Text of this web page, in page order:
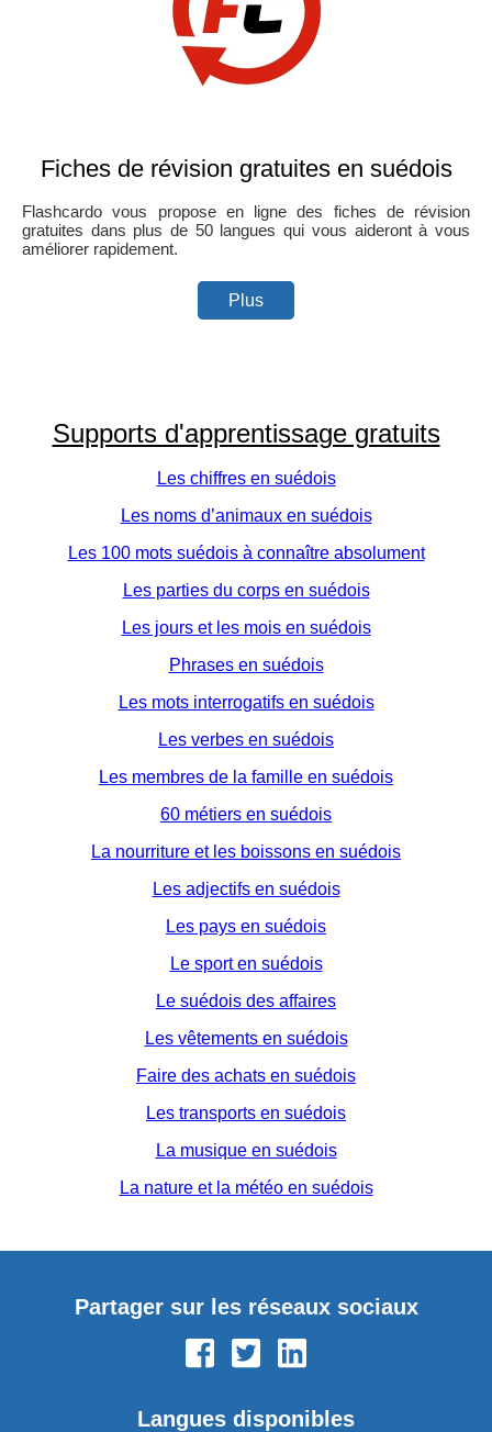
Fiches de révision gratuites en suédois
Flashcardo vous propose en ligne des fiches de révision
gratuites dans plus de 50 langues qui vous aideront à vous
améliorer rapidement.
Plus
Supports d'apprentissage gratuits
Les chiffres en suédois
Les noms d’animaux en suédois
Les 100 mots suédois à connaître absolument
Les parties du corps en suédois
Les jours et les mois en suédois
Phrases en suédois
Les mots interrogatifs en suédois
Les verbes en suédois
Les membres de la famille en suédois
60 métiers en suédois
La nourriture et les boissons en suédois
Les adjectifs en suédois
Les pays en suédois
Le sport en suédois
Le suédois des affaires
Les vêtements en suédois
Faire des achats en suédois
Les transports en suédois
La musique en suédois
La nature et la météo en suédois
Partager sur les réseaux sociaux
Langues disponibles